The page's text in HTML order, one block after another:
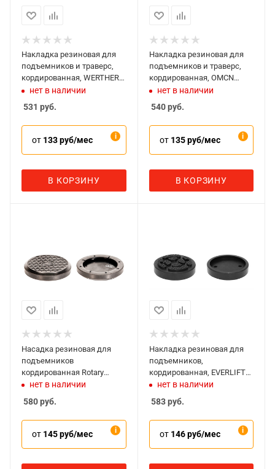
Накладка резиновая для
подъемников и траверс,
кордированная, WERTHER-
OMA 1008К
нет в наличии
531 руб.
от 133 руб/мес
В КОРЗИНУ
Накладка резиновая для
подъемников и траверс,
кордированная, OMCN
1039К
нет в наличии
540руб.
от 135 руб/мес
В КОРЗИНУ
Насадка резиновая для
подъемников
кордированная Rotary
1013K
нет в наличии
580руб.
от 145 руб/мес
Накладка резиновая для
подъемников,
кордированная, EVERLIFT
1041К
нет в наличии
583руб.
от 146 руб/мес